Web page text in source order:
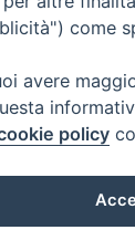
come
avere
policy